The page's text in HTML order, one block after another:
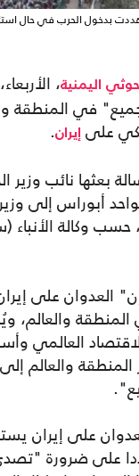
بدخول الحرب في حال
اليمنية،
في المنطقة
على إيران.
بعثها نائب وزير
أبوراس إلى
وكالة الأنباء
العدوان على
المنطقة والعالم،
العالمي
المنطقة والعالم
على إيران
على ضرورة